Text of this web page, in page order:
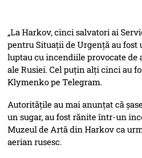
„La Harkov, cinci salvatori ai
pentru Situații de Urgență au fost
luptau cu incendiile provocate de
ale Rusiei. Cel puțin alți cinci au
Klymenko pe Telegram.
Autoritățile au mai anunțat că
un sugar, au fost rănite într-un
Muzeul de Artă din Harkov ca
aerian rusesc.